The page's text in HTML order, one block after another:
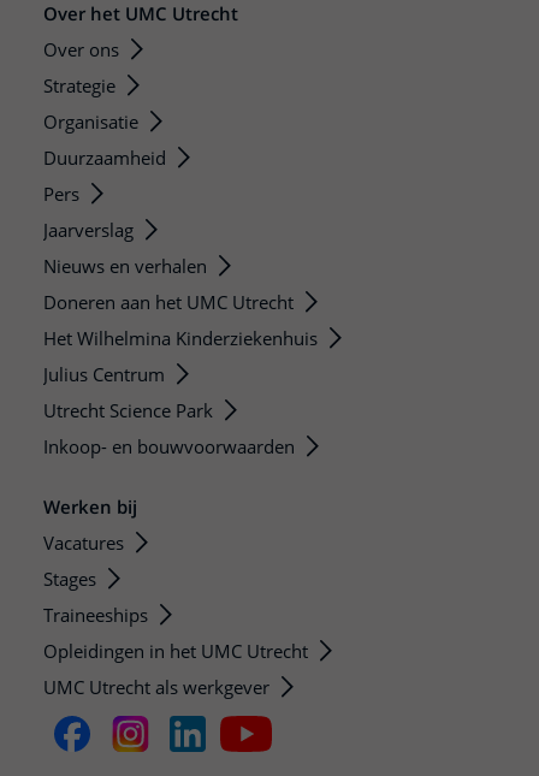
Over het UMC Utrecht
Over ons
Strategie
Organisatie
Duurzaamheid
Pers
Jaarverslag
Nieuws en verhalen
Doneren aan het UMC Utrecht
Het Wilhelmina Kinderziekenhuis
Julius Centrum
Utrecht Science Park
Inkoop- en bouwvoorwaarden
Werken bij
Vacatures
Stages
Traineeships
Opleidingen in het UMC Utrecht
UMC Utrecht als werkgever